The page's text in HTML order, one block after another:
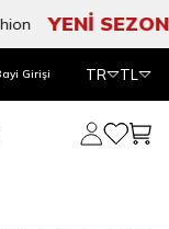
YENİ SEZON
Girişi TR TL
Hesabım